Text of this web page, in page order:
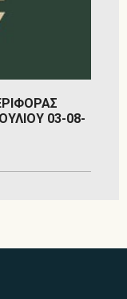
03-08-